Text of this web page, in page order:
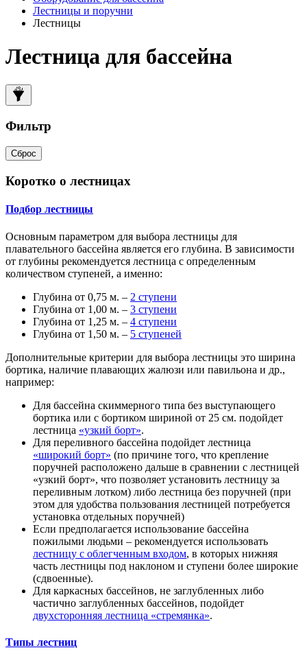
Лестницы и поручни
Лестницы
Лестница для бассейна
Фильтр
Сброс
Коротко о лестницах
Подбор лестницы
Основным параметром для выбора лестницы для
плавательного бассейна является его глубина. В зависимости
от глубины рекомендуется лестница с определенным
количеством ступеней, а именно:
Глубина от 0,75 м. – 2 ступени
Глубина от 1,00 м. – 3 ступени
Глубина от 1,25 м. – 4 ступени
Глубина от 1,50 м. – 5 ступеней
Дополнительные критерии для выбора лестницы это ширина
бортика, наличие плавающих жалюзи или павильона и др.,
например:
Для бассейна скиммерного типа без выступающего
бортика или с бортиком шириной от 25 см. подойдет
лестница «узкий борт».
Для переливного бассейна подойдет лестница
«широкий борт» (по причине того, что крепление
поручней расположено дальше в сравнении с лестницей
«узкий борт», что позволяет установить лестницу за
переливным лотком) либо лестница без поручней (при
этом для удобства пользования лестницей потребуется
установка отдельных поручней)
Если предполагается использование бассейна
пожилыми людьми – рекомендуется использовать
лестницу с облегченным входом, в которых нижняя
часть лестницы под наклоном и ступени более широкие
(сдвоенные).
Для каркасных бассейнов, не заглубленных либо
частично заглубленных бассейнов, подойдет
двухсторонняя лестница «стремянка».
Типы лестниц